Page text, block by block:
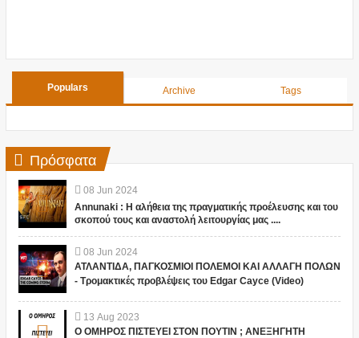
Populars Archive Tags
Πρόσφατα
08 Jun 2024
Annunaki : Η αλήθεια της πραγματικής προέλευσης και του
σκοπού τους και αναστολή λειτουργίας μας ....
08 Jun 2024
ΑΤΛΑΝΤΙΔΑ, ΠΑΓΚΟΣΜΙΟΙ ΠΟΛΕΜΟΙ ΚΑΙ ΑΛΛΑΓΗ ΠΟΛΩΝ
- Τρομακτικές προβλέψεις του Edgar Cayce (Video)
13 Aug 2023
Ο ΟΜΗΡΟΣ ΠΙΣΤΕΥΕΙ ΣΤΟΝ ΠΟΥΤΙΝ ; ΑΝΕΞΗΓΗΤΗ